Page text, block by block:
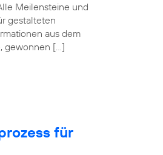
Meilensteine und
gestalteten
aus dem
gewonnen […]
für